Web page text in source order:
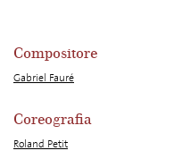
Compositore
Gabriel Fauré
Coreografia
Roland Petit